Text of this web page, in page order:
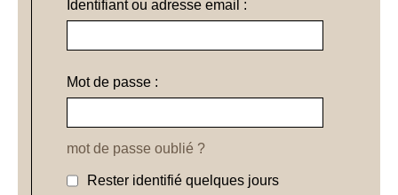
Identifiant ou adresse email :
Mot de passe :
mot de passe oublié ?
Rester identifié quelques jours